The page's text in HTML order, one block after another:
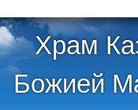
Храм
Божией